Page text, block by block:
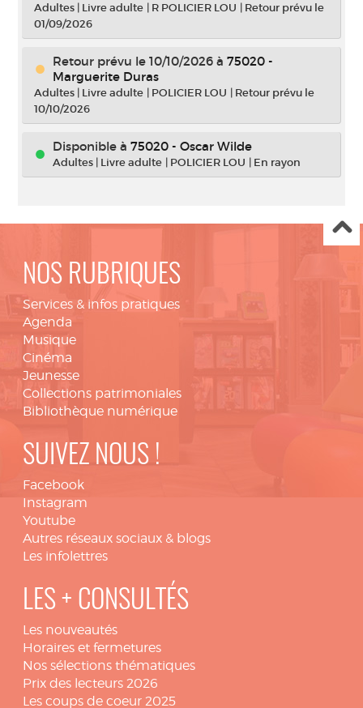
Adultes | Livre adulte | R POLICIER LOU | Retour prévu le
01/09/2026
Retour prévu le 10/10/2026 à 75020 -
Marguerite Duras
Adultes | Livre adulte | POLICIER LOU | Retour prévu le
10/10/2026
Disponible à 75020 - Oscar Wilde
Adultes | Livre adulte | POLICIER LOU | En rayon
NOS RUBRIQUES
Services & infos pratiques
Agenda
Musique
Cinéma
Jeunesse
Collections patrimoniales
Bibliothèque numérique
SUIVEZ NOUS !
Facebook
Instagram
Youtube
Autres réseaux sociaux & blogs
Les infolettres
LES + CONSULTÉS
Les nouveautés
Horaires et fermetures
Nos sélections thématiques
Prix des lecteurs 2026
Les coups de coeur 2025